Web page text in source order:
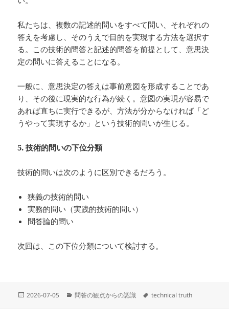
私たちは、複数の記述的問いをすべて問い、それぞれの
答えを考慮し、そのうえで目的を実現する方法を選択す
る。この技術的問答と記述的問答を前提として、意思決
定の問いに答えることになる。
一般に、意思決定の答えは事前意図を形成することであ
り、その後に現実的な行為が続く。意図の実現が容易で
あれば直ちに実行できるが、方法が分からなければ「ど
うやって実現するか」という技術的問いが生じる。
5.技術的問いの下位分類
技術的問いは次のように区別できるだろう。
狭義の技術的問い
実務的問い（実践的技術的問い）
問答論的問い
次回は、この下位分類について検討する。
投
2026-07-05
カ
問答の観点からの認識
タ
technical truth